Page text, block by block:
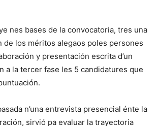
nes bases de la convocatoria, tres una
de los méritos alegaos poles persones
y presentación escrita d’un
a la tercer fase les 5 candidatures que
n’una entrevista presencial énte la
sirvió pa evaluar la trayectoria